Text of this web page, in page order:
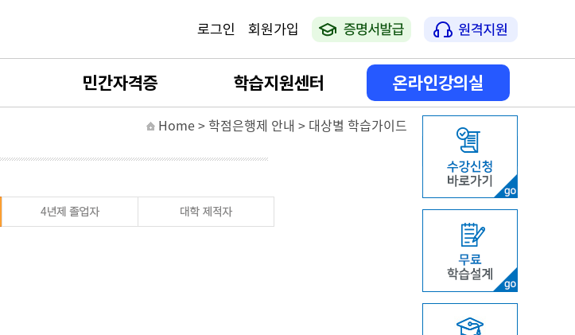
로그인 회원가입
민간자격증
민간자격증 카트
학습지원센터
상담게시판
온라인강의실
나의 강의실
나의 학사활동
증명서 발급
Home > 학점은행제 안내 > 대상별 학습가이드